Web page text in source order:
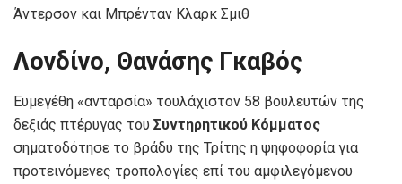
Άντερσον και Μπρένταν Κλαρκ Σμιθ
Λονδίνο, Θανάσης Γκαβός
Ευμεγέθη «ανταρσία» τουλάχιστον 58 βουλευτών της
δεξιάς πτέρυγας του Συντηρητικού Κόμματος
σηματοδότησε το βράδυ της Τρίτης η ψηφοφορία για
προτεινόμενες τροπολογίες επί του αμφιλεγόμενου